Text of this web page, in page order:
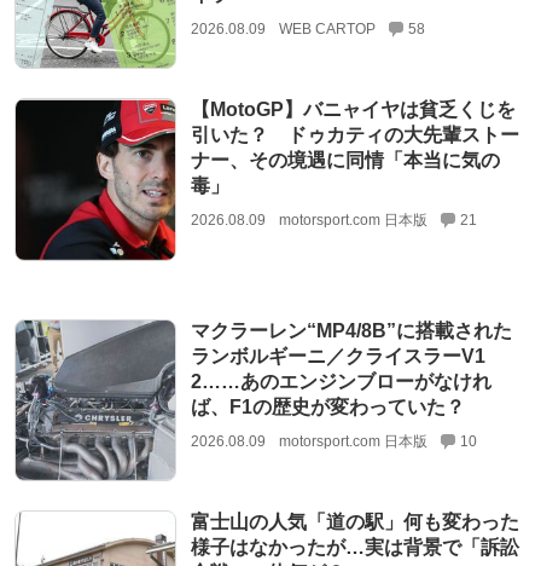
2026.08.09 WEB CARTOP 58
【MotoGP】バニャイヤは貧乏くじを
引いた？ ドゥカティの大先輩ストー
ナー、その境遇に同情「本当に気の
毒」
2026.08.09 motorsport.com 日本版 21
マクラーレン“MP4/8B”に搭載された
ランボルギーニ／クライスラーV1
2……あのエンジンブローがなけれ
ば、F1の歴史が変わっていた？
2026.08.09 motorsport.com 日本版 10
富士山の人気「道の駅」何も変わった
様子はなかったが…実は背景で「訴訟